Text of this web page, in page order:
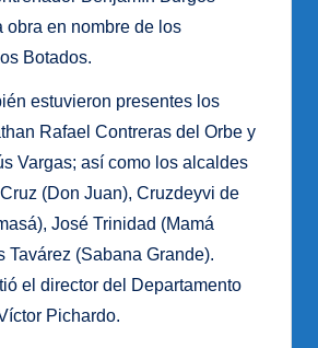
obra en nombre de los
Botados.
estuvieron presentes los
Rafael Contreras del Orbe y
Vargas; así como los alcaldes
(Don Juan), Cruzdeyvi de
José Trinidad (Mamá
Tavárez (Sabana Grande).
el director del Departamento
Pichardo.